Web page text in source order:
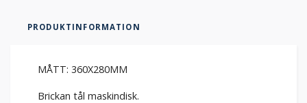
PRODUKTINFORMATION
MÅTT: 360X280MM
Brickan tål maskindisk.